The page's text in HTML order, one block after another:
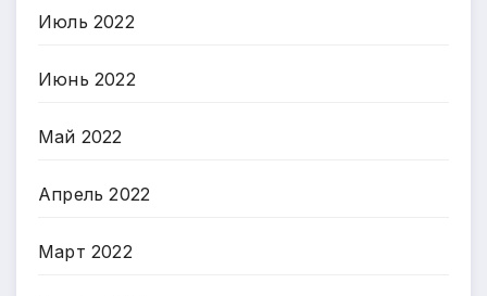
Июль 2022
Июнь 2022
Май 2022
Апрель 2022
Март 2022